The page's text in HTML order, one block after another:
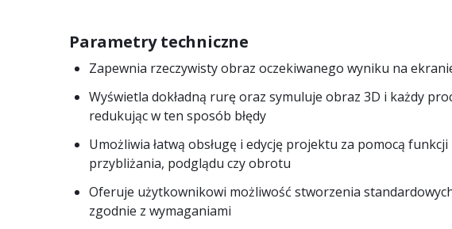
Parametry techniczne
Zapewnia rzeczywisty obraz oczekiwanego wyniku na
Wyświetla dokładną rurę oraz symuluje obraz 3D i każdy
redukując w ten sposób błędy
Umożliwia łatwą obsługę i edycję projektu za pomocą funkcji
przybliżania, podglądu czy obrotu
Oferuje użytkownikowi możliwość stworzenia
zgodnie z wymaganiami